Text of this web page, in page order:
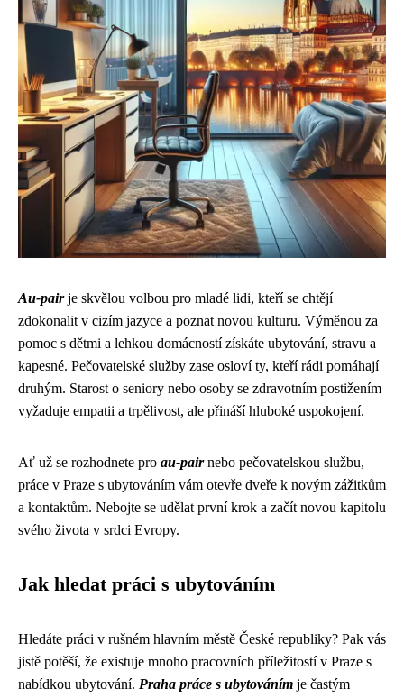
Au-pairje skvělou volbou pro mladé lidi, kteří se chtějí
zdokonalit v cizím jazyce a poznat novou kulturu. Výměnou za
pomoc s dětmi a lehkou domácností získáte ubytování, stravu a
kapesné. Pečovatelské služby zase osloví ty, kteří rádi pomáhají
druhým. Starost o seniory nebo osoby se zdravotním postižením
vyžaduje empatii a trpělivost, ale přináší hluboké uspokojení.
Ať už se rozhodnete pro au-pairnebo pečovatelskou službu,
práce v Praze s ubytováním vám otevře dveře k novým zážitkům
a kontaktům. Nebojte se udělat první krok a začít novou kapitolu
svého života v srdci Evropy.
Jak hledat práci s ubytováním
Hledáte práci v rušném hlavním městě České republiky? Pak vás
jistě potěší, že existuje mnoho pracovních příležitostí v Praze s
nabídkou ubytování. Praha práce s ubytováním je častým